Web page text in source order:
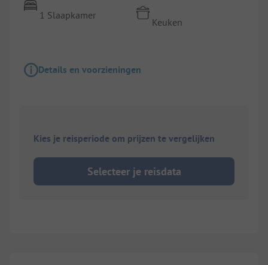
1 Slaapkamer
Keuken
Details en voorzieningen
Kies je reisperiode om prijzen te vergelijken
Selecteer je reisdata